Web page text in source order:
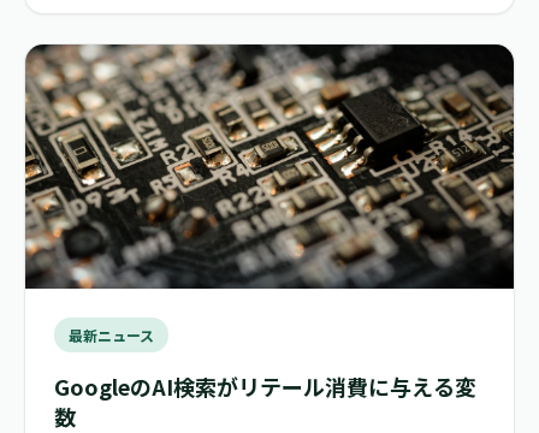
最新ニュース
GoogleのAI検索がリテール消費に与える変
数